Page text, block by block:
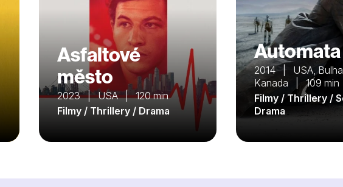
Asfaltové
město
2023 | USA | 120 min
Filmy / Thrillery / Drama
Automata
2014 | USA,
Kanada | 109 min
Filmy / Thrillery /
Drama